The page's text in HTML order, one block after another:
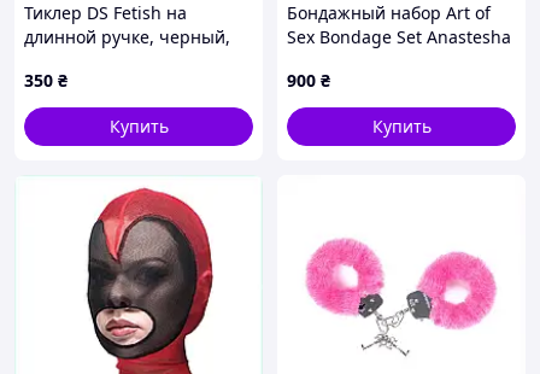
Тиклер DS Fetish на
длинной ручке, черный,
350 ₴
Купить
Бондажный набор Art of
Sex Bondage Set Anastesha
900 ₴
Купить